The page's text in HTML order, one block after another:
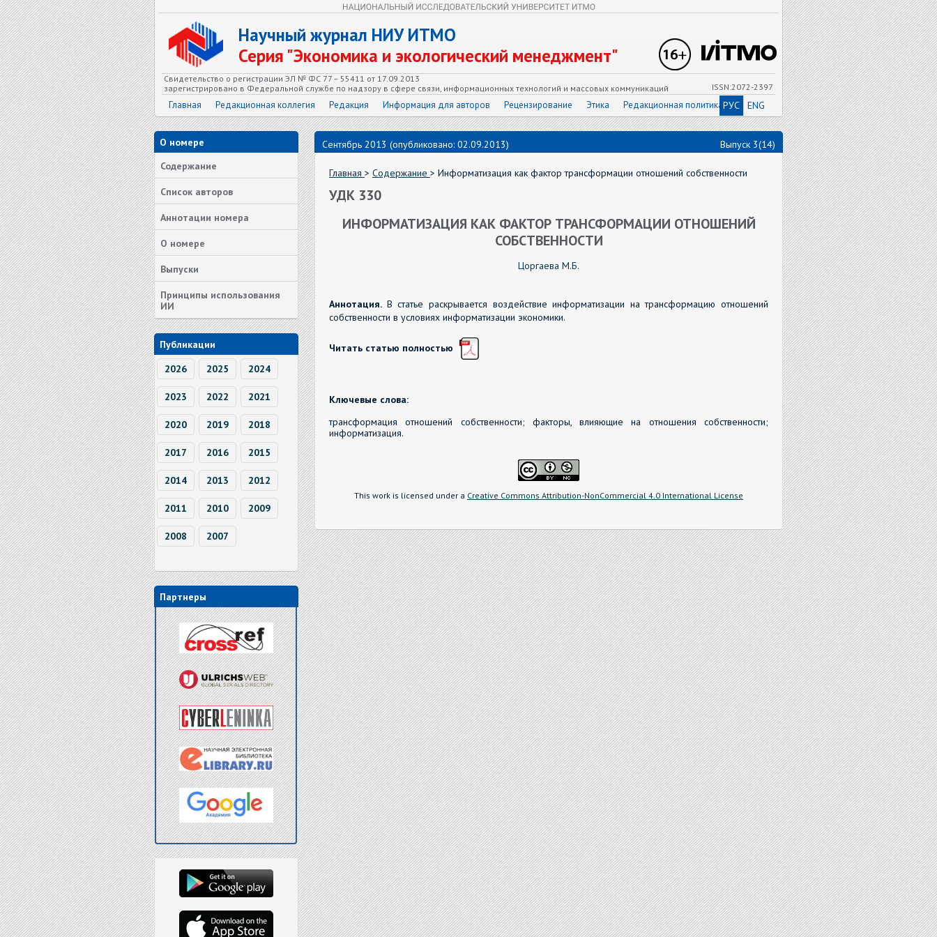
Научный журнал НИУ ИТМО
Серия "Экономика и экологический менеджмент"
Свидетельство о регистрации ЭЛ № ФС 77 – 55411 от 17.09.2013
зарегистрировано в Федеральной службе по надзору в сфере связи, информационных технологий и массовых коммуникаций
ISSN:2072-2397
Главная Редакционная коллегия Редакция Информация для авторов Рецензирование Этика Редакционная политика РУС ENG
О номере
Содержание
Список авторов
Аннотации номера
О номере
Выпуски
Принципы использования
ИИ
Публикации
2026
2025 2024
2023 2022 2021
2020 2019 2018
2017 2016 2015
2014 2013 2012
2011 2010 2009
2008 2007
Партнеры
Сентябрь 2013 (опубликовано: 02.09.2013) Выпуск 3(14)
Главная > Содержание > Информатизация как фактор трансформации отношений собственности
УДК 330
ИНФОРМАТИЗАЦИЯ КАК ФАКТОР ТРАНСФОРМАЦИИ ОТНОШЕНИЙ
СОБСТВЕННОСТИ
Цоргаева М.Б.
Аннотация. В статье раскрывается воздействие информатизации на трансформацию отношений
собственности в условиях информатизации экономики.
Читать статью полностью
Ключевые слова:
трансформация отношений собственности; факторы, влияющие на отношения собственности;
информатизация.
This work is licensed under a Creative Commons Attribution-NonCommercial 4.0 International License